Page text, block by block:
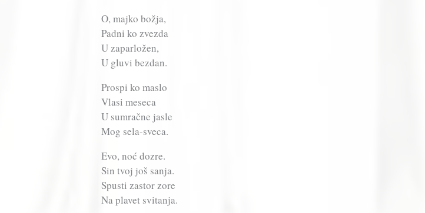
O, majko božja,
Padni ko zvezda
U zaparložen,
U gluvi bezdan.
Prospi ko maslo
Vlasi meseca
U sumračne jasle
Mog sela-sveca.
Evo, noć dozre.
Sin tvoj još sanja.
Spusti zastor zore
Na plavet svitanja.